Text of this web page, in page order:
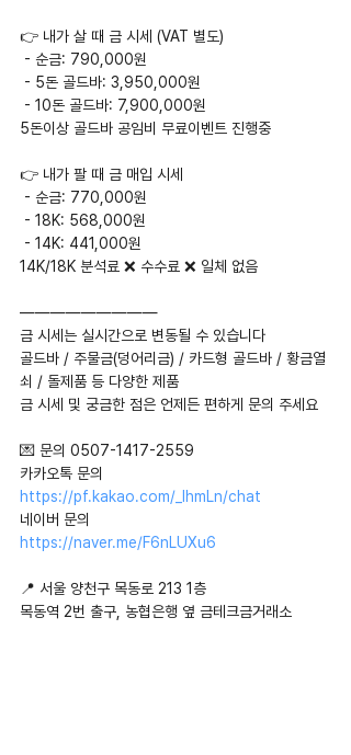
👉 내가 살 때 금 시세 (VAT 별도)
- 순금: 790,000원
- 5돈 골드바: 3,950,000원
- 10돈 골드바: 7,900,000원
5돈이상 골드바 공임비 무료이벤트 진행중
👉 내가 팔 때 금 매입 시세
- 순금: 770,000원
- 18K: 568,000원
- 14K: 441,000원
14K/18K 분석료 ❌ 수수료 ❌ 일체 없음
—————————
금 시세는 실시간으로 변동될 수 있습니다
골드바 / 주물금(덩어리금) / 카드형 골드바 / 황금열
쇠 / 돌제품 등 다양한 제품
금 시세 및 궁금한 점은 언제든 편하게 문의 주세요
💌 문의 0507-1417-2559
카카오톡 문의
https://pf.kakao.com/_IhmLn/chat
네이버 문의
https://naver.me/F6nLUXu6
📍 서울 양천구 목동로 213 1층
목동역 2번 출구, 농협은행 옆 금테크금거래소